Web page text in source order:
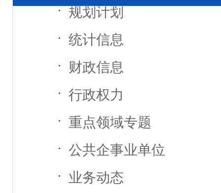
规划计划
统计信息
财政信息
行政权力
重点领域专题
公共企事业单位
业务动态